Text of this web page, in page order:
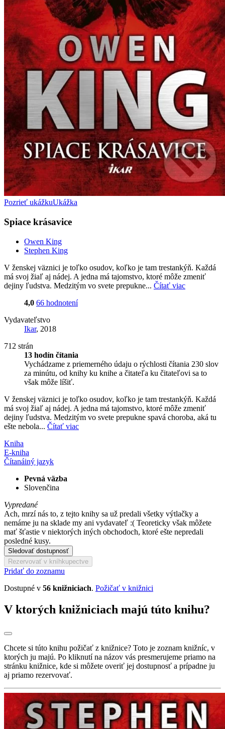
Pozrieť ukážkuUkážka
Spiace krásavice
Owen King
Stephen King
V ženskej väznici je toľko osudov, koľko je tam trestankýň. Každá
má svoj žiaľ aj nádej. A jedna má tajomstvo, ktoré môže zmeniť
dejiny ľudstva. Medzitým vo svete prepukne... Čítať viac
4,0 66 hodnotení
Vydavateľstvo
Ikar, 2018
712 strán
13 hodín čítania
Vychádzame z priemerného údaju o rýchlosti čítania 230 slov
za minútu, od knihy ku knihe a čitateľa ku čitateľovi sa to
však môže líšiť.
V ženskej väznici je toľko osudov, koľko je tam trestankýň. Každá
má svoj žiaľ aj nádej. A jedna má tajomstvo, ktoré môže zmeniť
dejiny ľudstva. Medzitým vo svete prepukne spavá choroba, aká tu
ešte nebola... Čítať viac
Kniha
E-kniha
Čítanáiný jazyk
Pevná väzba
Slovenčina
Vypredané
Ach, mrzí nás to, z tejto knihy sa už predali všetky výtlačky a
nemáme ju na sklade my ani vydavateľ :( Teoreticky však môžete
mať šťastie v niektorých iných obchodoch, ktoré ešte nepredali
posledné kusy.
Sledovať dostupnosť
Rezervovať v kníhkupectve
Pridať do zoznamu
Dostupné v 56 knižniciach. Požičať v knižnici
V ktorých knižniciach majú túto knihu?
Chcete si túto knihu požičať z knižnice? Toto je zoznam knižníc, v
ktorých ju majú. Po kliknutí na názov vás presmerujeme priamo na
stránku knižnice, kde si môžete overiť jej dostupnosť a prípadne ju
aj priamo rezervovať.